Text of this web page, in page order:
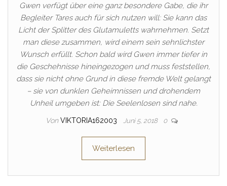
Gwen verfügt über eine ganz besondere Gabe, die ihr
Begleiter Tares auch für sich nutzen will: Sie kann das
Licht der Splitter des Glutamuletts wahrnehmen. Setzt
man diese zusammen, wird einem sein sehnlichster
Wunsch erfüllt. Schon bald wird Gwen immer tiefer in
die Geschehnisse hineingezogen und muss feststellen,
dass sie nicht ohne Grund in diese fremde Welt gelangt
– sie von dunklen Geheimnissen und drohendem
Unheil umgeben ist: Die Seelenlosen sind nahe.
Von VIKTORIA162003 Juni 5, 2018 0
Weiterlesen